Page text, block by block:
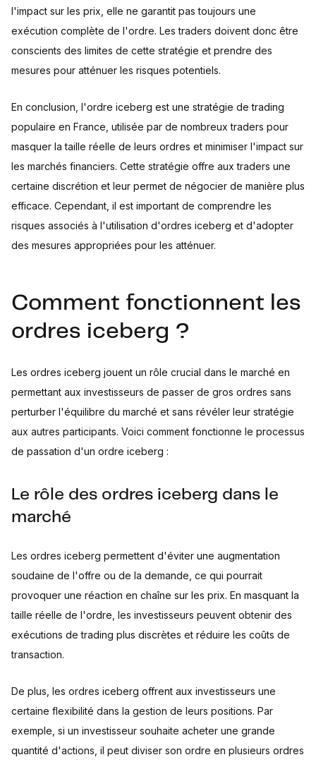
l'impact sur les prix, elle ne garantit pas toujours une
exécution complète de l'ordre. Les traders doivent donc être
conscients des limites de cette stratégie et prendre des
mesures pour atténuer les risques potentiels.
En conclusion, l'ordre iceberg est une stratégie de trading
populaire en France, utilisée par de nombreux traders pour
masquer la taille réelle de leurs ordres et minimiser l'impact sur
les marchés financiers. Cette stratégie offre aux traders une
certaine discrétion et leur permet de négocier de manière plus
efficace. Cependant, il est important de comprendre les
risques associés à l'utilisation d'ordres iceberg et d'adopter
des mesures appropriées pour les atténuer.
Comment fonctionnent les
ordres iceberg ?
Les ordres iceberg jouent un rôle crucial dans le marché en
permettant aux investisseurs de passer de gros ordres sans
perturber l'équilibre du marché et sans révéler leur stratégie
aux autres participants. Voici comment fonctionne le processus
de passation d'un ordre iceberg :
Le rôle des ordres iceberg dans le
marché
Les ordres iceberg permettent d'éviter une augmentation
soudaine de l'offre ou de la demande, ce qui pourrait
provoquer une réaction en chaîne sur les prix. En masquant la
taille réelle de l'ordre, les investisseurs peuvent obtenir des
exécutions de trading plus discrètes et réduire les coûts de
transaction.
De plus, les ordres iceberg offrent aux investisseurs une
certaine flexibilité dans la gestion de leurs positions. Par
exemple, si un investisseur souhaite acheter une grande
quantité d'actions, il peut diviser son ordre en plusieurs ordres